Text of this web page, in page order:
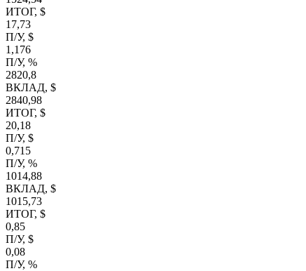
ИТОГ, $
17,73
П/У, $
1,176
П/У, %
2820,8
ВКЛАД, $
2840,98
ИТОГ, $
20,18
П/У, $
0,715
П/У, %
1014,88
ВКЛАД, $
1015,73
ИТОГ, $
0,85
П/У, $
0,08
П/У, %